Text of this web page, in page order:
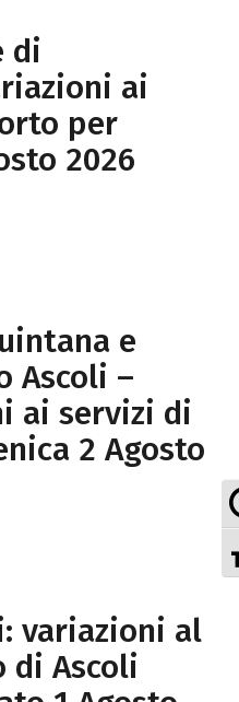
di
ai
per
2026
e
Ascoli –
ai servizi di
2 Agosto
variazioni al
di Ascoli